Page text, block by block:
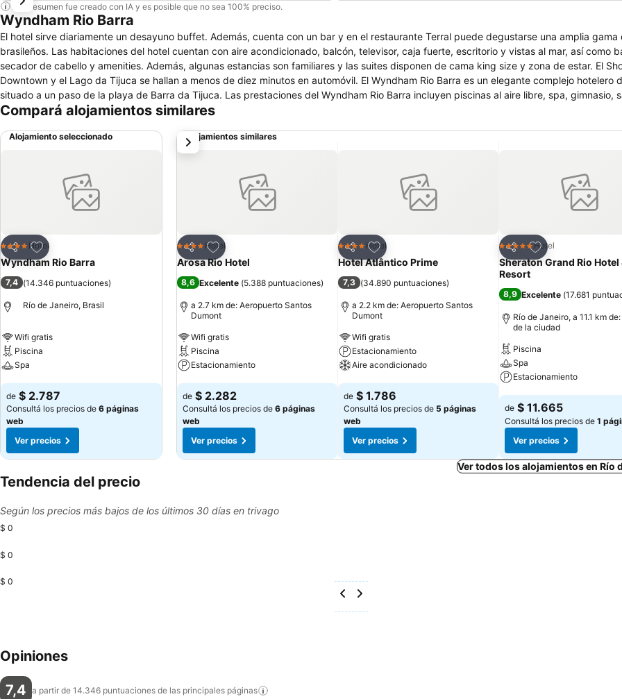
Este resumen fue creado con IA y es posible que no sea 100% preciso.
Wyndham Rio Barra
El hotel sirve diariamente un desayuno buffet. Además, cuenta con un bar y en el restaurante Terral puede degustarse una amplia gama
brasileños. Las habitaciones del hotel cuentan con aire acondicionado, balcón, televisor, caja fuerte, escritorio y vistas al mar, así como
secador de cabello y amenities. Además, algunas estancias son familiares y las suites disponen de cama king size y zona de estar. El
Downtown y el Lago da Tijuca se hallan a menos de diez minutos en automóvil. El Wyndham Rio Barra es un elegante complejo hotelero
situado a un paso de la playa de Barra da Tijuca. Las prestaciones del Wyndham Rio Barra incluyen piscinas al aire libre, spa, gimnasio,
bañera de hidromasaje, hamacas, jardín, wifi gratuito y salones para eventos. El alojamiento dispone de club de playa, recepción 24
Compará alojamientos similares
Alojamiento seleccionado
Compartir
Añadir a favoritos
4 EstrellasHotel
Wyndham Rio Barra
7,4 (14.346 puntuaciones)
Río de Janeiro, Brasil
Wifi gratis
Piscina
Spa
Ver precios
de $ 2.787
Consultá los precios de 6 páginas
web
Ver precios
Alojamientos similares
Compartir
Añadir a favoritos
4 EstrellasHotel
Arosa Rio Hotel
8,6 Excelente (5.388 puntuaciones)
a 2.7 km de: Aeropuerto Santos
Dumont
Wifi gratis
Piscina
Estacionamiento
Ver precios
de $ 2.282
Consultá los precios de 6 páginas
web
Ver precios
Compartir
Añadir a favoritos
4 EstrellasHotel
Hotel Atlântico Prime
7,3 (34.890 puntuaciones)
a 2.2 km de: Aeropuerto Santos
Dumont
Wifi gratis
Estacionamiento
Aire acondicionado
Ver precios
de $ 1.786
Consultá los precios de 5 páginas
web
Ver precios
Compartir
Añadir a favoritos
5 EstrellasHotel
Sheraton Grand Rio Hotel
Resort
8,9 Excelente (17.681
Río de Janeiro, a 11.1 km
de la ciudad
Piscina
Spa
Estacionamiento
Ver precios
de $ 11.665
Consultá los precios de 1
Ver precios
siguiente
Ver todos los alojamientos en Río
Tendencia del precio
Según los precios más bajos de los últimos 30 días en trivago
$ 0
$ 0
$ 0
Opiniones
7,4 a partir de 14.346 puntuaciones de las principales páginas